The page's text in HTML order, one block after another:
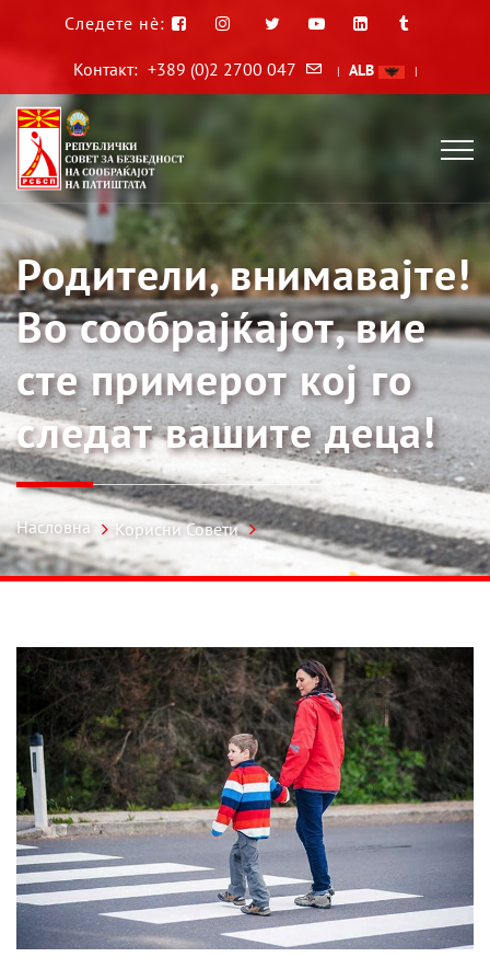
Следете нè:
Контакт: +389 (0)2 2700 047 | ALB |
Родители, внимавајте!
Во сообрајќајот, вие
сте примерот кој го
следат вашите деца!
Насловна Корисни Совети